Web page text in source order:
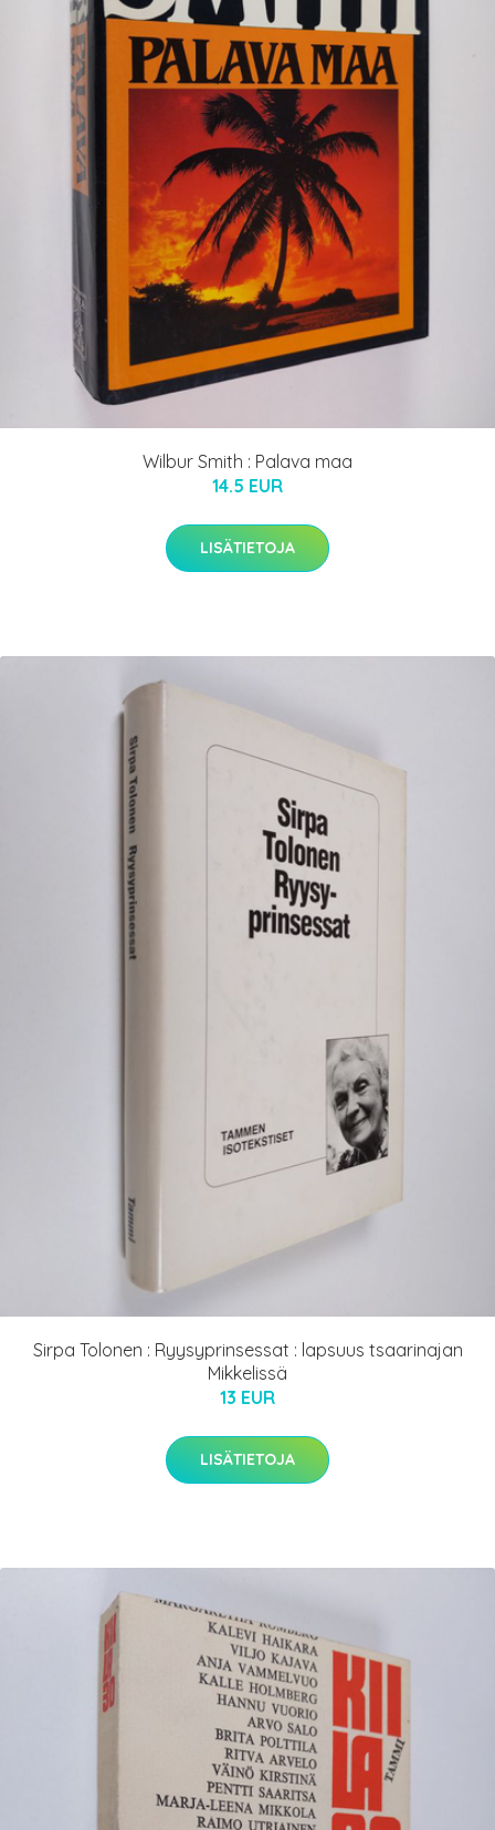
Wilbur Smith : Palava maa
14.5 EUR
LISÄTIETOJA
Sirpa Tolonen : Ryysyprinsessat : lapsuus tsaarinajan
Mikkelissä
13 EUR
LISÄTIETOJA